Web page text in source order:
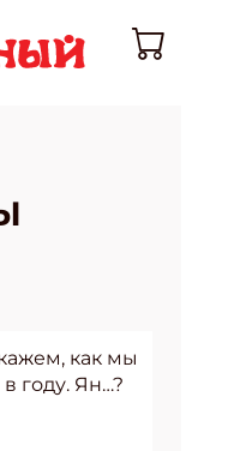
как мы
году. Ян…?